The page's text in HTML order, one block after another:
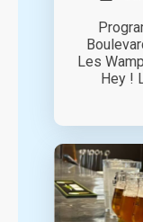
Les
Hey !